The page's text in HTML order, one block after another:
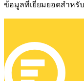
ข้อมูลที่เยี่ยมยอดสำหรั